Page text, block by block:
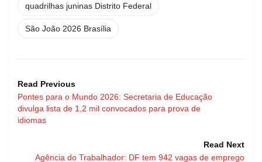
quadrilhas juninas Distrito Federal
São João 2026 Brasília
Read Previous
Pontes para o Mundo 2026: Secretaria de Educação
divulga lista de 1,2 mil convocados para prova de
idiomas
Read Next
Agência do Trabalhador: DF tem 942 vagas de emprego